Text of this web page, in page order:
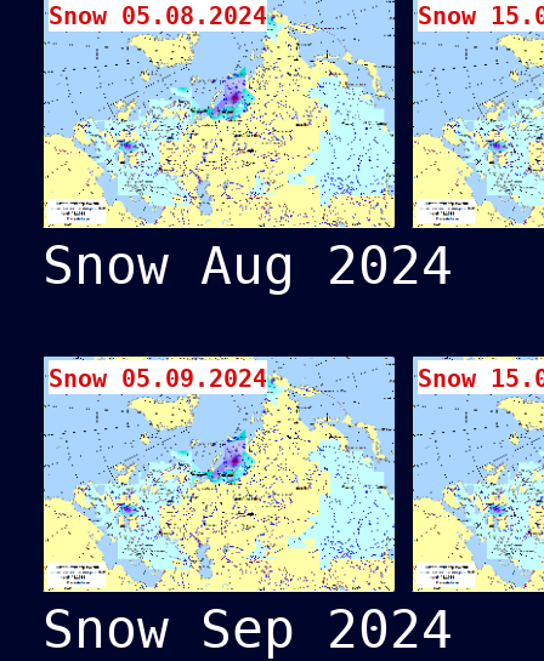
Snow 05.08.2024 Snow
Snow Aug 2024
Snow 05.09.2024 Snow
Snow Sep 2024